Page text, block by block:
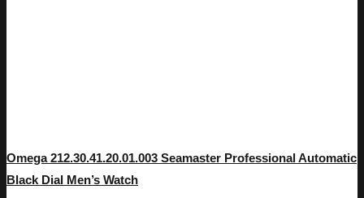
Omega 212.30.41.20.01.003 Seamaster Professional Automatic
Black Dial Men’s Watch